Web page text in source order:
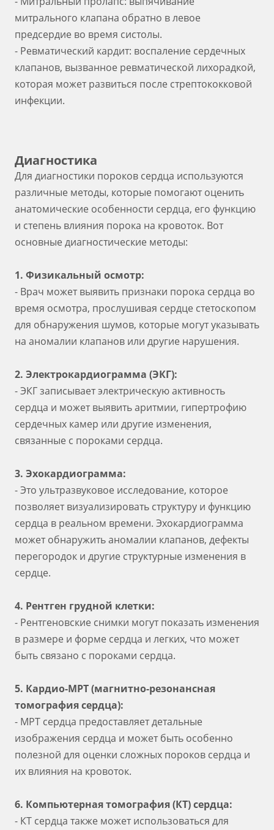
митрального клапана обратно в левое
предсердие во время систолы.
- Ревматический кардит: воспаление сердечных
клапанов, вызванное ревматической лихорадкой,
которая может развиться после стрептококковой
инфекции.
Диагностика
Для диагностики пороков сердца используются
различные методы, которые помогают оценить
анатомические особенности сердца, его функцию
и степень влияния порока на кровоток. Вот
основные диагностические методы:
1. Физикальный осмотр:
- Врач может выявить признаки порока сердца во
время осмотра, прослушивая сердце стетоскопом
для обнаружения шумов, которые могут указывать
на аномалии клапанов или другие нарушения.
2. Электрокардиограмма (ЭКГ):
- ЭКГ записывает электрическую активность
сердца и может выявить аритмии, гипертрофию
сердечных камер или другие изменения,
связанные с пороками сердца.
3. Эхокардиограмма:
- Это ультразвуковое исследование, которое
позволяет визуализировать структуру и функцию
сердца в реальном времени. Эхокардиограмма
может обнаружить аномалии клапанов, дефекты
перегородок и другие структурные изменения в
сердце.
4. Рентген грудной клетки:
- Рентгеновские снимки могут показать изменения
в размере и форме сердца и легких, что может
быть связано с пороками сердца.
5. Кардио-МРТ (магнитно-резонансная
томография сердца):
- МРТ сердца предоставляет детальные
изображения сердца и может быть особенно
полезной для оценки сложных пороков сердца и
их влияния на кровоток.
6. Компьютерная томография (КТ) сердца:
- КТ сердца также может использоваться для